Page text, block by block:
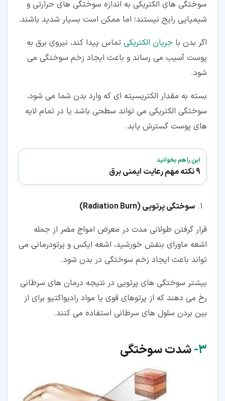
سوختگی های الکتریکی به اندازه سوختگی های حرارتی و
شیمیایی رایج نیستند؛ اما ممکن است بسیار شدید باشند.
اگر بدن با جریان الکتریکی تماس پیدا کند، نیروی برق به
پوست آسیب می رساند و باعث ایجاد زخم سوختگی می
شود.
بسته به مقدار الکتریسیته ای که وارد بدن شما می شود،
سوختگی الکتریکی می تواند سطحی باشد یا در تمام لایه
های پوست گسترش یابد.
این را هم بخوانید
9 نکته مهم رعایت ایمنی برق
سوختگی پرتویی (Radiation Burn
)
قرار گرفتن طولانی مدت در معرض امواج مضر از جمله
اشعه ماورای بنفش خورشید، اشعه ایکس و پرتودرمانی می
تواند باعث ایجاد زخم سوختگی در بدن شود.
بیشتر سوختگی های پرتویی در نتیجه درمان های سرطانی
رخ می دهند که از پرتوهای قوی یا مواد رادیواکتیو برای از
بین بردن سلول های سرطانی استفاده می کنند.
۳‏- شدت سوختگی